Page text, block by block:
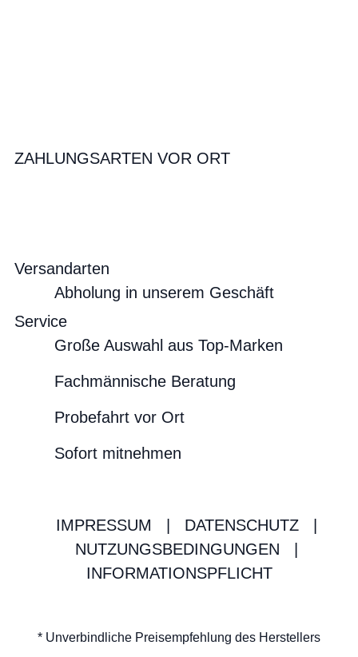
ZAHLUNGSARTEN VOR ORT
Versandarten
Abholung in unserem Geschäft
Service
Große Auswahl aus Top-Marken
Fachmännische Beratung
Probefahrt vor Ort
Sofort mitnehmen
IMPRESSUM DATENSCHUTZ
NUTZUNGSBEDINGUNGEN
INFORMATIONSPFLICHT
* Unverbindliche Preisempfehlung des Herstellers